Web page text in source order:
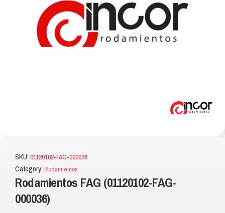
SKU: 01120102-FAG-000036
Category: Rodamientos
Rodamientos FAG (01120102-FAG-
000036)